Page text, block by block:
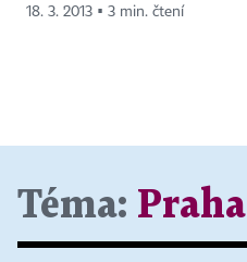
18. 3. 2013 ▪ 3 min. čtení
Téma: Praha